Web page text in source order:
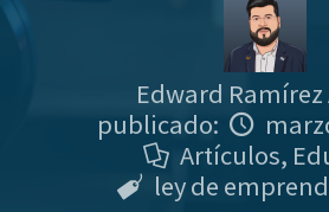
Edward Ramírez
publicado:
Artículos,
ley de